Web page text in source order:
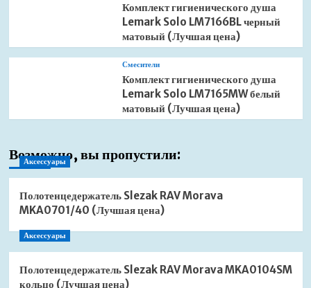
Комплект гигиенического душа
Lemark Solo LM7166BL черный
матовый (Лучшая цена)
Смесители
Комплект гигиенического душа
Lemark Solo LM7165MW белый
матовый (Лучшая цена)
Возможно, вы пропустили:
Аксессуары
Полотенцедержатель Slezak RAV Morava
MKA0701/40 (Лучшая цена)
Аксессуары
Полотенцедержатель Slezak RAV Morava MKA0104SM
кольцо (Лучшая цена)